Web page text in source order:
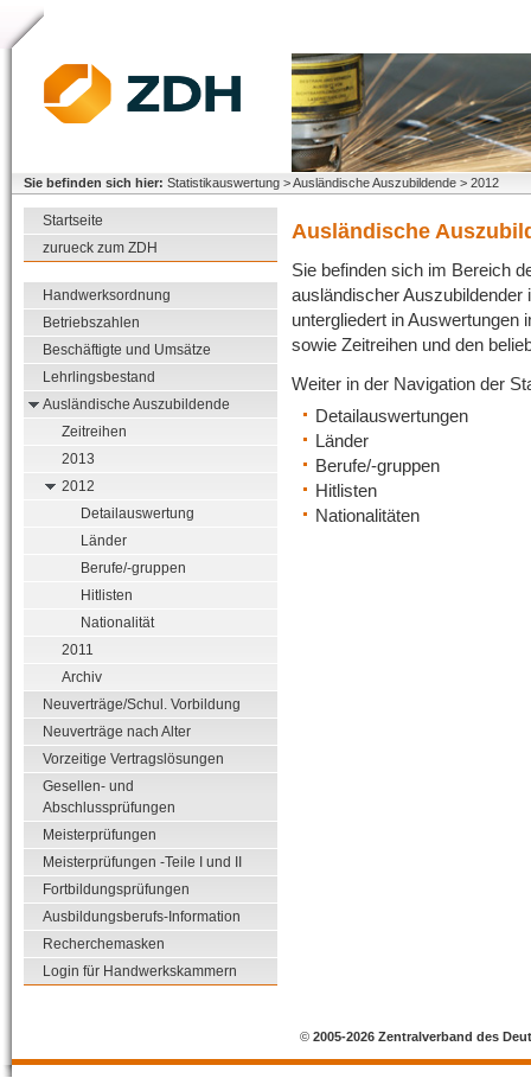
Sie befinden sich hier: Statistikauswertung > Ausländische Auszubildende > 2012
Ausländische
Sie befinden sich im Bereich
ausländischer
untergliedert in Auswertungen
sowie Zeitreihen und den
Weiter in der Navigation der
Detailauswertungen
Länder
Berufe/-gruppen
Hitlisten
Nationalitäten
Startseite
zurueck zum ZDH
Handwerksordnung
Betriebszahlen
Beschäftigte und Umsätze
Lehrlingsbestand
Ausländische Auszubildende
Zeitreihen
2013
2012
Detailauswertung
Länder
Berufe/-gruppen
Hitlisten
Nationalität
2011
Archiv
Neuverträge/Schul. Vorbildung
Neuverträge nach Alter
Vorzeitige Vertragslösungen
Gesellen- und
Abschlussprüfungen
Meisterprüfungen
Meisterprüfungen -Teile I und II
Fortbildungsprüfungen
Ausbildungsberufs-Information
Recherchemasken
Login für Handwerkskammern
© 2005-2026 Zentralverband des